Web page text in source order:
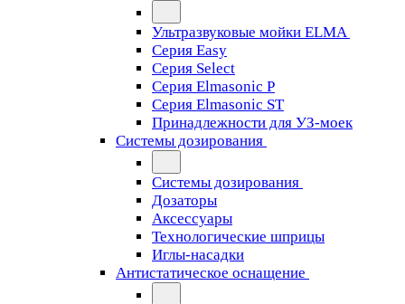
Ультразвуковые мойки ELMA
Серия Easy
Серия Select
Серия Elmasonic P
Серия Elmasonic ST
Принадлежности для УЗ-моек
Системы дозирования
Системы дозирования
Дозаторы
Аксессуары
Технологические шприцы
Иглы-насадки
Антистатическое оснащение